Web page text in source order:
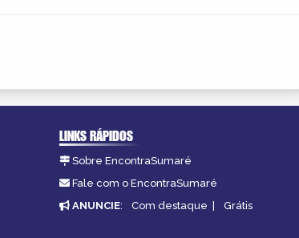
LINKS RÁPIDOS
Sobre EncontraSumaré
Fale com o EncontraSumaré
ANUNCIE: Com destaque | Grátis